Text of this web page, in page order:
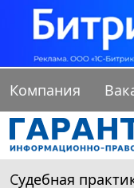
Компания
Судебная